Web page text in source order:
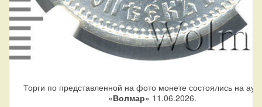
Торги по представленной на фото монете состоялись на
«Волмар» 11.06.2026.